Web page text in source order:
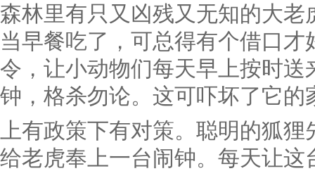
森林里有只又凶残又无知的大
当早餐吃了，可总得有个借口
令，让小动物们每天早上按时
钟，格杀勿论。这可吓坏了它
上有政策下有对策。聪明的狐
给老虎奉上一台闹钟。每天让